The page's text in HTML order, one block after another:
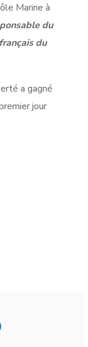
Marine à
du
du
a gagné
jour